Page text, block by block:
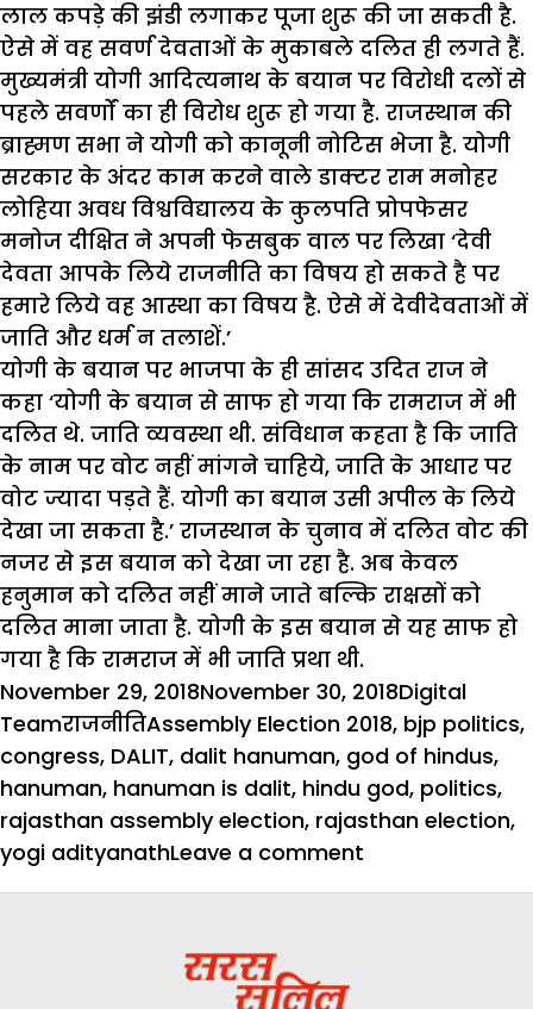
लाल कपड़े की झंडी लगाकर पूजा शुरू की जा सकती है.
ऐसे में वह सवर्ण देवताओं के मुकाबले दलित ही लगते हैं.
मुख्यमंत्री योगी आदित्यनाथ के बयान पर विरोधी दलों से
पहले सवर्णों का ही विरोध शुरू हो गया है. राजस्थान की
ब्राह्मण सभा ने योगी को कानूनी नोटिस भेजा है. योगी
सरकार के अंदर काम करने वाले डाक्टर राम मनोहर
लोहिया अवध विश्वविद्यालय के कुलपति प्रोपफेसर
मनोज दीक्षित ने अपनी फेसबुक वाल पर लिखा ‘देवी
देवता आपके लिये राजनीति का विषय हो सकते है पर
हमारे लिये वह आस्था का विषय है. ऐसे में देवीदेवताओं में
जाति और धर्म न तलाशें.’
योगी के बयान पर भाजपा के ही सांसद उदित राज ने
कहा ‘योगी के बयान से साफ हो गया कि रामराज में भी
दलित थे. जाति व्यवस्था थी. संविधान कहता है कि जाति
के नाम पर वोट नहीं मांगने चाहिये, जाति के आधार पर
वोट ज्यादा पड़ते हैं. योगी का बयान उसी अपील के लिये
देखा जा सकता है.’ राजस्थान के चुनाव में दलित वोट की
नजर से इस बयान को देखा जा रहा है. अब केवल
हनुमान को दलित नहीं माने जाते बल्कि राक्षसों को
दलित माना जाता है. योगी के इस बयान से यह साफ हो
गया है कि रामराज में भी जाति प्रथा थी.
Posted
on
November 29, 2018November 30, 2018Author
Digital
TeamCategories
राजनीतिTags
Assembly Election 2018, bjp politics,
congress, DALIT, dalit hanuman, god of hindus,
hanuman, hanuman is dalit, hindu god, politics,
rajasthan assembly election, rajasthan election,
yogi adityanathLeave a comment